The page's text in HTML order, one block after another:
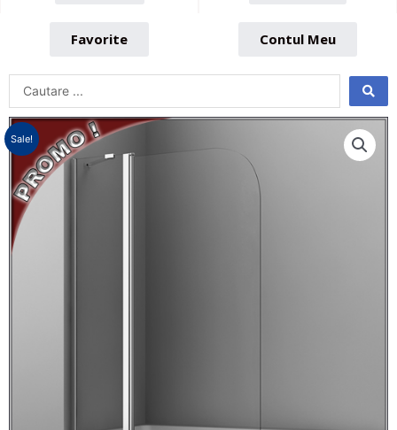
Favorite Contul Meu
Sale!